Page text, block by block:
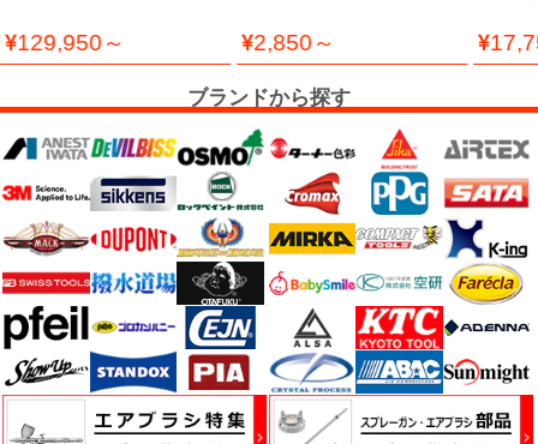
サ
エ
ア
ー
経
路
コ
ン
パ
ウ
ン
129,950～ 2,850～
ブランドから探す